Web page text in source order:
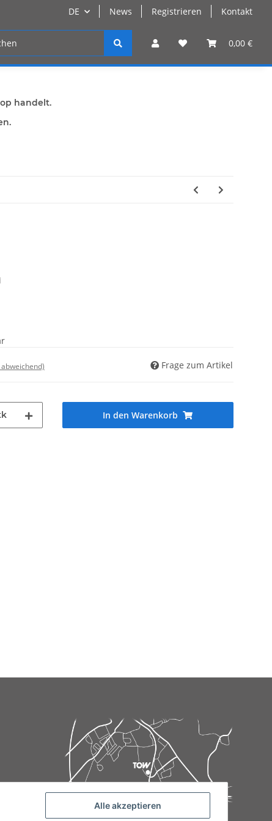
DE News Registrieren Kontakt
0,00 €
handelt.
Frage zum Artikel
In den Warenkorb
Alle akzeptieren